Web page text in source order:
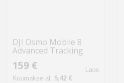
DJI Osmo Mobile 8
Advanced Tracking
Combo stabilisaator
159 €
Kuumakse al. 5,42 €
Laos